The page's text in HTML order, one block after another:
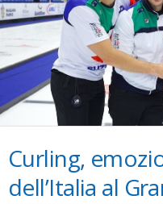
Curling,
dell’Italia al